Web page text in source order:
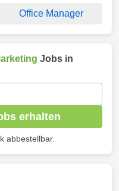
Office Manager
Jobs in
erhalten
abbestellbar.